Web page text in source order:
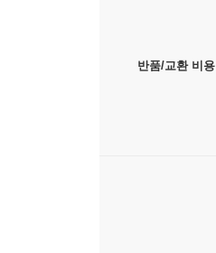
반품/교환 비용